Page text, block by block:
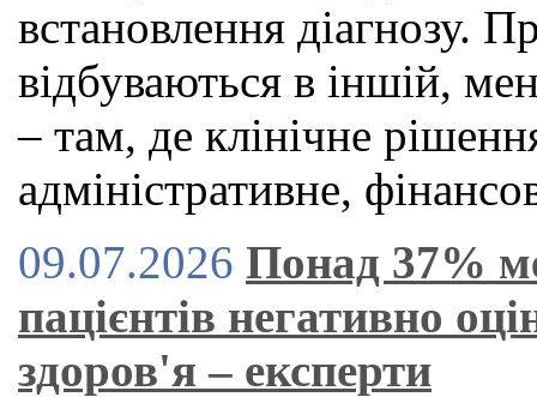
встановлення діагнозу.
відбуваються в іншій,
– там, де клінічне
адміністративне,
09.07.2026 Понад 37%
пацієнтів негативно
здоров'я – експерти